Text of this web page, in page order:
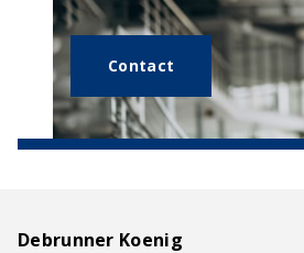
Contact
Debrunner Koenig